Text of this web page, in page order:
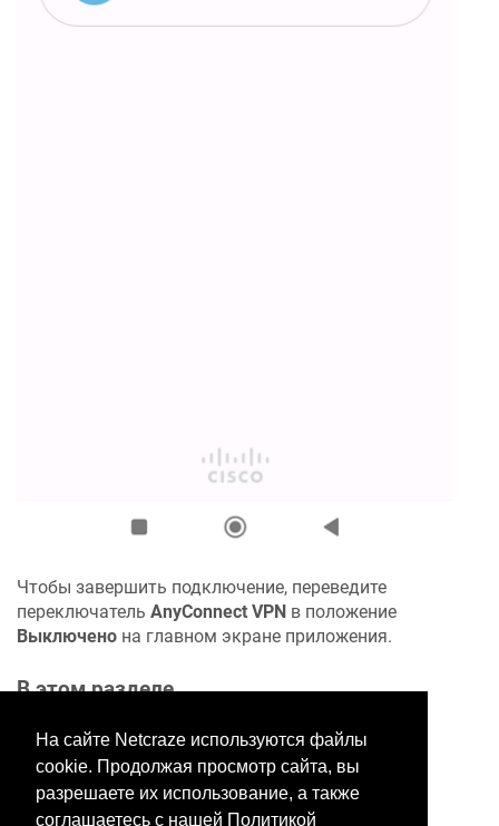
На сайте Netcraze используются файлы
cookie. Продолжая просмотр сайта, вы
разрешаете их использование, а также
соглашаетесь с нашей Политикой
Чтобы завершить подключение, переведите
переключатель AnyConnect VPN в положение
Выключено на главном экране приложения.
В этом разделе
Хотите оставить отзыв?
Нажмите здесь, чтобы